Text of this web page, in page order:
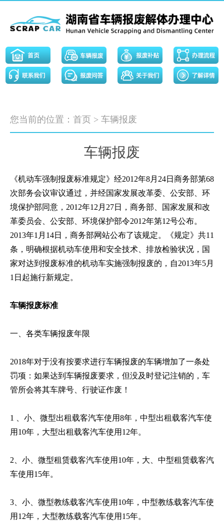
您当前的位置： 首页 > 车辆报废
车辆报废
《机动车强制报废标准规定》经2012年8月24日商务部第68
次部务会议审议通过，并经国家发展改革委、公安部、环
境保护部同意，2012年12月27日，商务部、国家发展和改
革委员会、公安部、环境保护部令2012年第12号公布。
2013年1月14日，商务部网站公布了该规定。《规定》共11
条，明确根据机动车使用和安全技术、排放检验状况，国
家对达到报废标准的机动车实施强制报废的，自2013年5月
1日起施行新规定。
车辆报废标准
一、各类车辆报废年限
2018年对于没有按要求进行车辆报废的车辆增加了一条处
罚项：如果达到车辆报废要求，但没及时登记注销的，车
管所会将其车牌号、行驶证作废！
1 、小、微型出租载客汽车使用8年，中型出租载客汽车使
用10年，大型出租载客汽车使用12年。
2、小、微型租赁载客汽车使用10年，大、中型租赁载客汽
车使用15年。
3、小、微型教练载客汽车使用10年，中型教练载客汽车使
用12年，大型教练载客汽车使用15年。